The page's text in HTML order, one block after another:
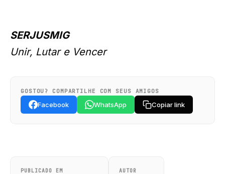
SERJUSMIG
Unir, Lutar e Vencer
GOSTOU? COMPARTILHE COM SEUS AMIGOS
Facebook WhatsApp Copiar link
PUBLICADO EM AUTOR